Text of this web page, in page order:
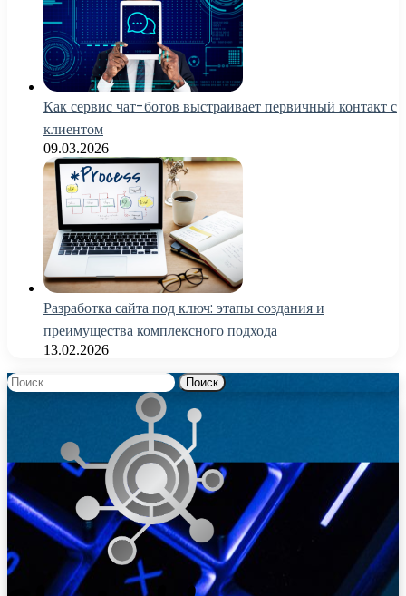
Как сервис чат-ботов выстраивает первичный контакт с
клиентом
09.03.2026
Разработка сайта под ключ: этапы создания и
преимущества комплексного подхода
13.02.2026
Найти: